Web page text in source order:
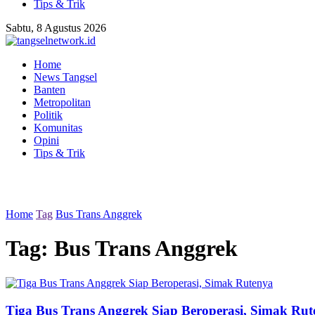
Tips & Trik
Sabtu, 8 Agustus 2026
Home
News Tangsel
Banten
Metropolitan
Politik
Komunitas
Opini
Tips & Trik
Home Tag Bus Trans Anggrek
Tag: Bus Trans Anggrek
Tiga Bus Trans Anggrek Siap Beroperasi, Simak